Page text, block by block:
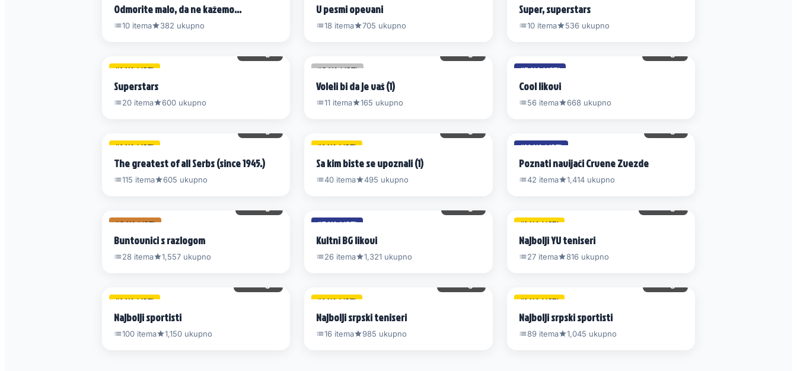
Odmorite malo, da ne kažemo…
10 itema 382 ukupno
U pesmi opevani
18 itema 705 ukupno
Super, superstars
10 itema 536 ukupno
#1 NA LISTI
Superstars
20 itema 600 ukupno
#2 NA LISTI
Voleli bi da je vaš (1)
11 itema 165 ukupno
#5 NA LISTI
Cool likovi
56 itema 668 ukupno
#1 NA LISTI
The greatest of all Serbs (since 1945.)
115 itema 605 ukupno
#1 NA LISTI
Sa kim biste se upoznali (1)
40 itema 495 ukupno
#11 NA LISTI
Poznati navijači Crvene Zvezde
42 itema 1,414 ukupno
#3 NA LISTI
Buntovnici s razlogom
28 itema 1,557 ukupno
#7 NA LISTI
Kultni BG likovi
26 itema 1,321 ukupno
#1 NA LISTI
Najbolji YU teniseri
27 itema 816 ukupno
#1 NA LISTI
Najbolji sportisti
100 itema 1,150 ukupno
#1 NA LISTI
Najbolji srpski teniseri
16 itema 985 ukupno
#1 NA LISTI
Najbolji srpski sportisti
89 itema 1,045 ukupno